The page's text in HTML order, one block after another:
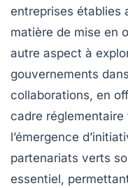
entreprises établies
matière de mise en
autre aspect à
gouvernements
collaborations, en
cadre
l’émergence
partenariats verts
essentiel,